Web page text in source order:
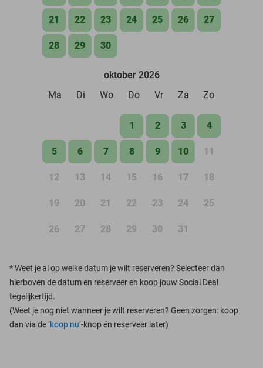
21 22 23 24 25 26 27
28 29 30
oktober 2026
Ma
Di Wo Do Vr Za Zo
1 2 3 4
5 6 7 8 9 10 11
12 13 14 15 16 17 18
19 20 21 22 23 24 25
26 27 28 29 30 31
*Weet je al op welke datum je wilt reserveren? Selecteer dan
hierboven de datum en reserveer en koop jouw Social Deal
tegelijkertijd.
(Weet je nog niet wanneer je wilt reserveren? Geen zorgen: koop
dan via de ‘koop nu’-knop én reserveer later)